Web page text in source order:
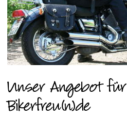
Unser Angebot für
Bikerfreu(n)de